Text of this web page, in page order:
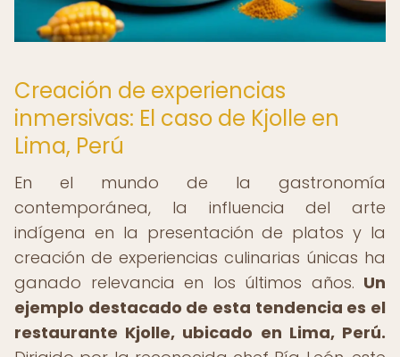
Creación de experiencias
inmersivas: El caso de Kjolle en
Lima, Perú
En el mundo de la gastronomía
contemporánea, la influencia del arte
indígena en la presentación de platos y la
creación de experiencias culinarias únicas ha
ganado relevancia en los últimos años. Un
ejemplo destacado de esta tendencia es el
restaurante Kjolle, ubicado en Lima, Perú.